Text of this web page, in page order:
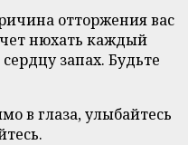
отторжения вас
нюхать каждый
запах. Будьте
в глаза, улыбайтесь